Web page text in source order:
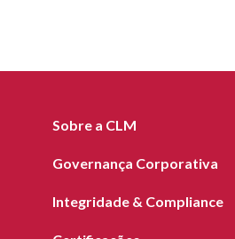
Sobre a CLM
Governança Corporativa
Integridade & Compliance